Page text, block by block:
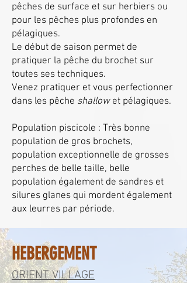
pêches de surface et sur herbiers ou
pour les pêches plus profondes en
pélagiques.
Le début de saison permet de
pratiquer la pêche du brochet sur
toutes ses techniques.
Venez pratiquer et vous perfectionner
dans les pêche shallowet pélagiques.
Population piscicole : Très bonne
population de gros brochets,
population exceptionnelle de grosses
perches de belle taille, belle
population également de sandres et
silures glanes qui mordent également
aux leurres par période.
HEBERGEMENT
ORIENT VILLAGE